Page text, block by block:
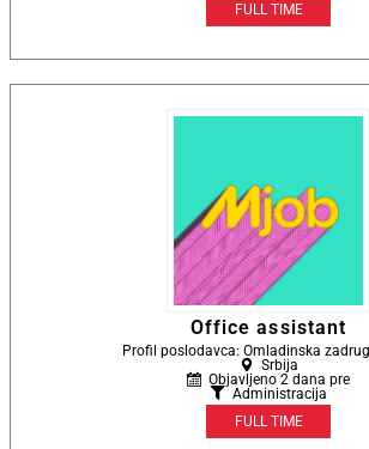
FULL TIME
Office assistant
Profil poslodavca: Omladinska
Srbija
Objavljeno 2 dana pre
Administracija
FULL TIME